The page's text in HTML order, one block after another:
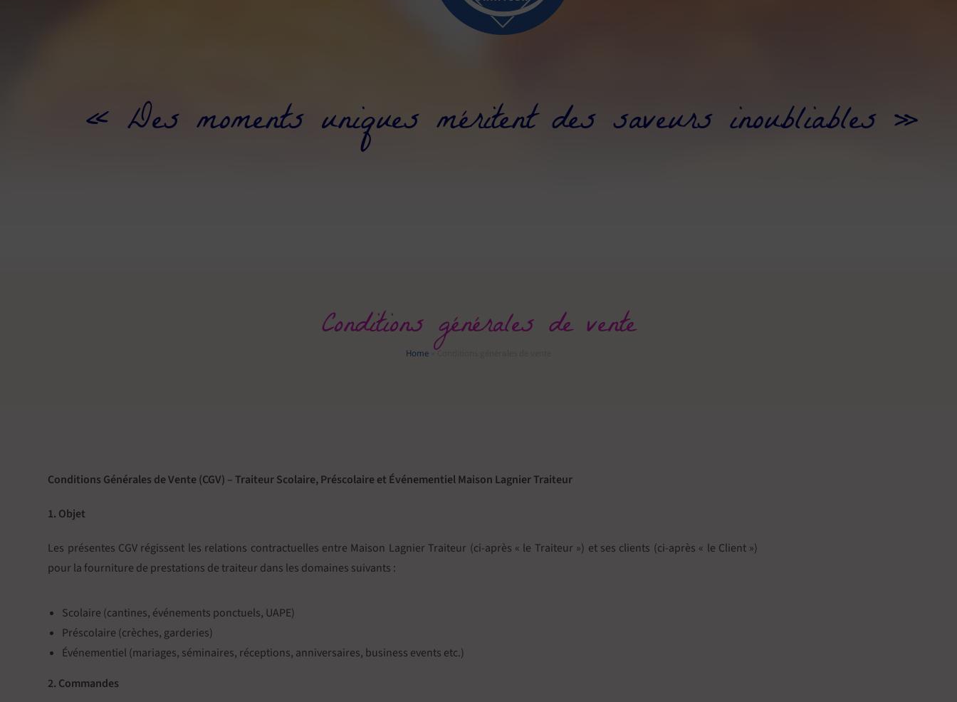
« Des moments uniques méritent des saveurs inoubliables »
Conditions générales de vente
Home »Conditions générales de vente
Conditions Générales de Vente (CGV) – Traiteur Scolaire, Préscolaire et Événementiel Maison Lagnier Traiteur
1. Objet
Les présentes CGV régissent les relations contractuelles entre Maison Lagnier Traiteur (ci-après « le Traiteur ») et ses clients (ci-après « le Client »)
pour la fourniture de prestations de traiteur dans les domaines suivants :
Scolaire (cantines, événements ponctuels, UAPE)
Préscolaire (crèches, garderies)
Événementiel (mariages, séminaires, réceptions, anniversaires, business events etc.)
2. Commandes